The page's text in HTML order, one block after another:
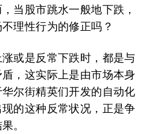
当股市跳水一般地下跌，
理性行为的修正吗？
或是反常下跌时，都是与
，这实际上是由市场本身
尔街精英们开发的自动化
的这种反常状况，正是争
。